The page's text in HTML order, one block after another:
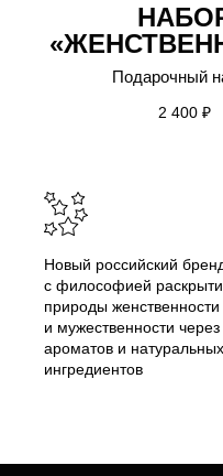
«АЛЬТЕР
Подарочный
2 400 ₽
Новый российский
с философией
природы женственности
и мужественности
ароматов и натуральных
ингредиентов